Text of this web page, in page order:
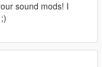
sound mods! I